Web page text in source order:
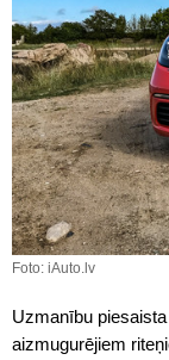
Foto: iAuto.lv
Uzmanību
aizmugurējiem